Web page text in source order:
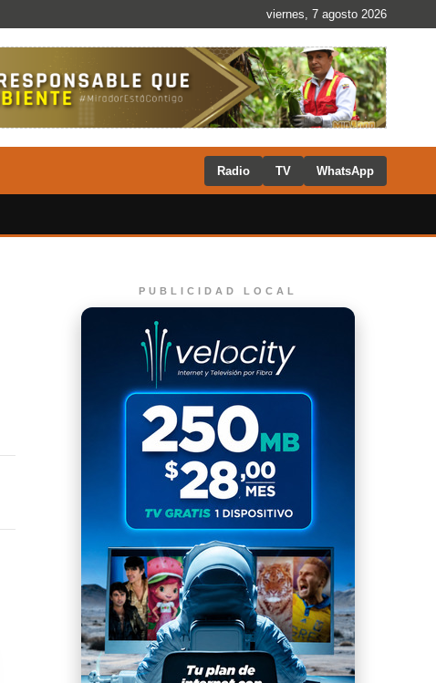
viernes, 7 agosto 2026
Radio TV WhatsApp
PUBLICIDAD LOCAL